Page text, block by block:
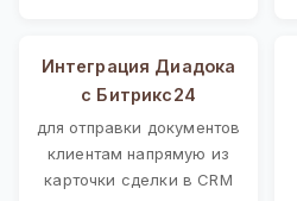
Интеграция Диадока
с Битрикс24
для отправки документов
клиентам напрямую из
карточки сделки в CRM